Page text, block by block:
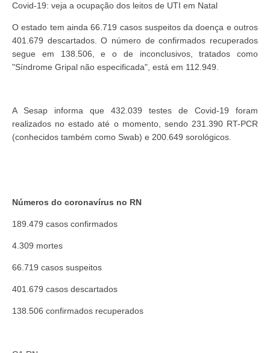
Covid-19: veja a ocupação dos leitos de UTI em Natal
O estado tem ainda 66.719 casos suspeitos da doença e outros
401.679 descartados. O número de confirmados recuperados
segue em 138.506, e o de inconclusivos, tratados como
"Síndrome Gripal não especificada", está em 112.949.
A Sesap informa que 432.039 testes de Covid-19 foram
realizados no estado até o momento, sendo 231.390 RT-PCR
(conhecidos também como Swab) e 200.649 sorológicos.
Números do coronavírus no RN
189.479 casos confirmados
4.309 mortes
66.719 casos suspeitos
401.679 casos descartados
138.506 confirmados recuperados